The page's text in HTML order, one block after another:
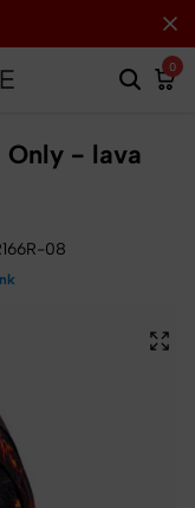
0
Only - lava
08